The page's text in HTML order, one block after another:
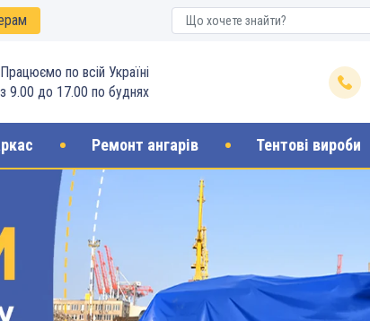
Працюємо по всій Україні
з 9.00 до 17.00 по буднях
Ремонт ангарів Тентові вироби